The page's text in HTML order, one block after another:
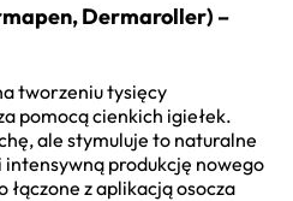
Dermaroller) –
tworzeniu tysięcy
pomocą cienkich igiełek.
ale stymuluje to naturalne
intensywną produkcję nowego
łączone z aplikacją osocza